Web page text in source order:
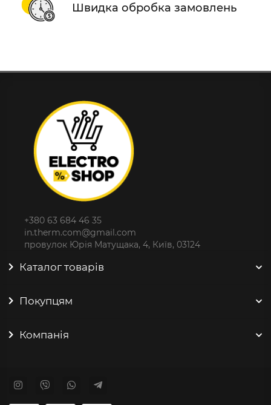
Швидка обробка замовлень
+380 63 684 46 35
in.therm.com@gmail.com
провулок Юрія Матущака, 4, Київ, 03124
Каталог товарів
Покупцям
Компанія